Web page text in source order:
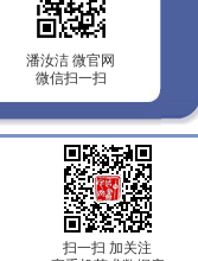
潘汝洁 微官网
微信扫一扫
扫一扫 加关注